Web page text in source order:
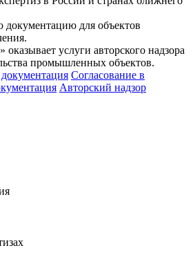
документацию для объектов
услуги авторского надзора
промышленных объектов.
Согласование в
Авторский надзор